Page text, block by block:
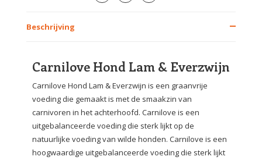
Beschrijving
Carnilove Hond Lam & Everzwijn
Carnilove Hond Lam & Everzwijn is een graanvrije
voeding die gemaakt is met de smaakzin van
carnivoren in het achterhoofd. Carnilove is een
uitgebalanceerde voeding die sterk lijkt op de
natuurlijke voeding van wilde honden. Carnilove is een
hoogwaardige uitgebalanceerde voeding die sterk lijkt